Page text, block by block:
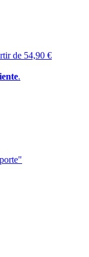
de 54,90 €
.